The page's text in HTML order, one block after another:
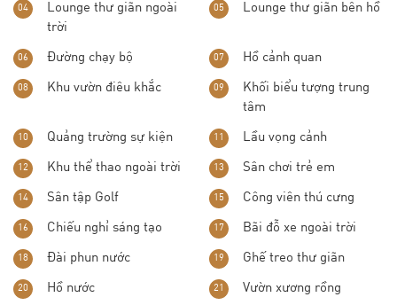
04
Lounge thư giãn ngoài
trời
05 Lounge thư giãn bên hồ
06 Đường chạy bộ 07 Hồ cảnh quan
08 Khu vườn điêu khắc 09
Khối biểu tượng trung
tâm
10 Quảng trường sự kiện 11 Lầu vọng cảnh
12 Khu thể thao ngoài trời 13 Sân chơi trẻ em
14 Sân tập Golf 15 Công viên thú cưng
16 Chiếu nghỉ sáng tạo 17 Bãi đỗ xe ngoài trời
18 Đài phun nước 19 Ghế treo thư giãn
20 Hồ nước 21 Vườn xương rồng